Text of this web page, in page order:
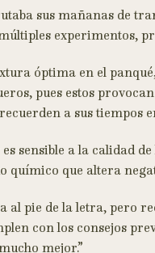
sus mañanas de
experimentos,
óptima en el
pues estos
a sus tiempos
sensible a la calidad
químico que altera
al pie de la letra, pero
con los consejos
mejor.”